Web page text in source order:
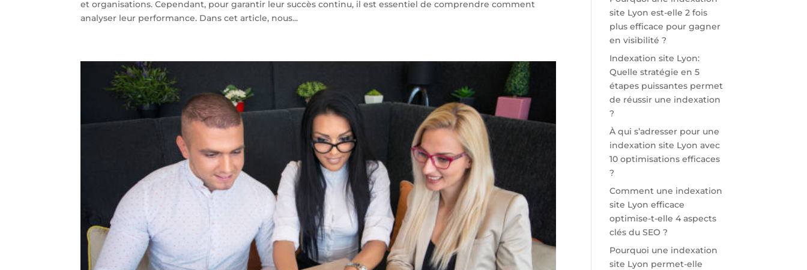
et organisations. Cependant, pour garantir leur succès continu, il est essentiel de comprendre comment
analyser leur performance. Dans cet article, nous...
site Lyon est-elle 2 fois
plus efficace pour gagner
en visibilité ?
Indexation site Lyon:
Quelle stratégie en 5
étapes puissantes permet
de réussir une indexation
?
À qui s’adresser pour une
indexation site Lyon avec
10 optimisations efficaces
?
Comment une indexation
site Lyon efficace
optimise-t-elle 4 aspects
clés du SEO ?
Pourquoi une indexation
site Lyon permet-elle